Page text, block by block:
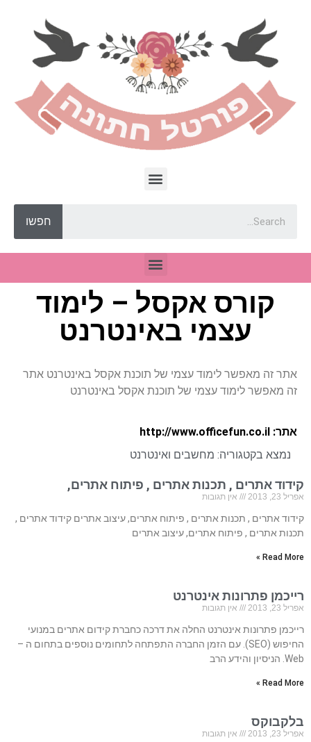
חפשו
קורס אקסל – לימוד
עצמי באינטרנט
אתר זה מאפשר לימוד עצמי של תוכנת אקסל באינטרנט אתר
זה מאפשר לימוד עצמי של תוכנת אקסל באינטרנט
אתר: http://www.officefun.co.il
נמצא בקטגוריה: מחשבים ואינטרנט
קידוד אתרים , תכנות אתרים , פיתוח אתרים,
אפריל 23, 2013 אין תגובות
קידוד אתרים , תכנות אתרים , פיתוח אתרים, עיצוב אתרים קידוד אתרים ,
תכנות אתרים , פיתוח אתרים, עיצוב אתרים
Read More »
רייכמן פתרונות אינטרנט
אפריל 23, 2013 אין תגובות
רייכמן פתרונות אינטרנט החלה את דרכה כחברת קידום אתרים במנועי
החיפוש (SEO). עם הזמן החברה התפתחה לתחומים נוספים בתחום ה –
Web. הניסיון והידע הרב
Read More »
בלקבוקס
אפריל 23, 2013 אין תגובות